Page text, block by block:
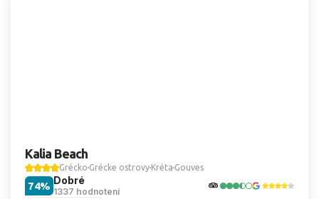
Kalia Beach
Grécko Grécke ostrovy Kréta Gouves
Dobré
1337 hodnotení
74%